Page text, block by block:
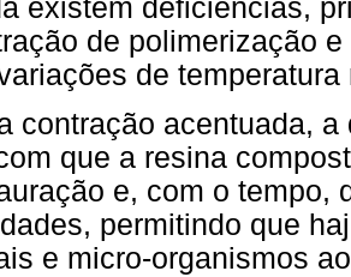
existem deficiências,
de polimerização
de temperatura
contração acentuada,
que a resina
e, com o tempo,
permitindo que
e micro-organismos